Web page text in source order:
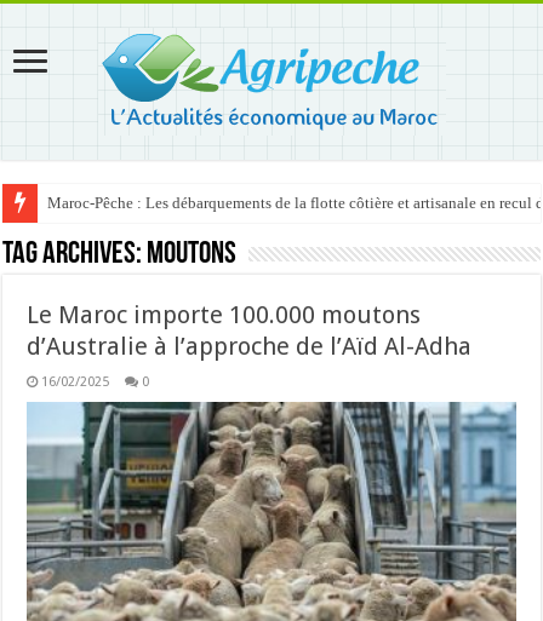
Maroc-Pêche : Les débarquements de la flotte côtière et artisanale en recul
Tag Archives: moutons
Le Maroc importe 100.000 moutons
d’Australie à l’approche de l’Aïd Al-Adha
16/02/2025 0